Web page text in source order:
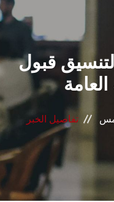
القطاعـات
الشئون الأكاديمية
البحث العلمي
الرعاية الصحية
المراكز والوحدات
الأنظمة الذكية
لتنسيق قبول
تفاصيل الخبر